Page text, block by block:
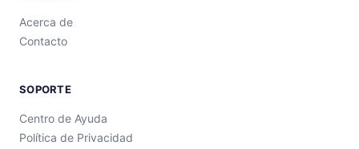
Acerca de
Contacto
SOPORTE
Centro de Ayuda
Política de Privacidad